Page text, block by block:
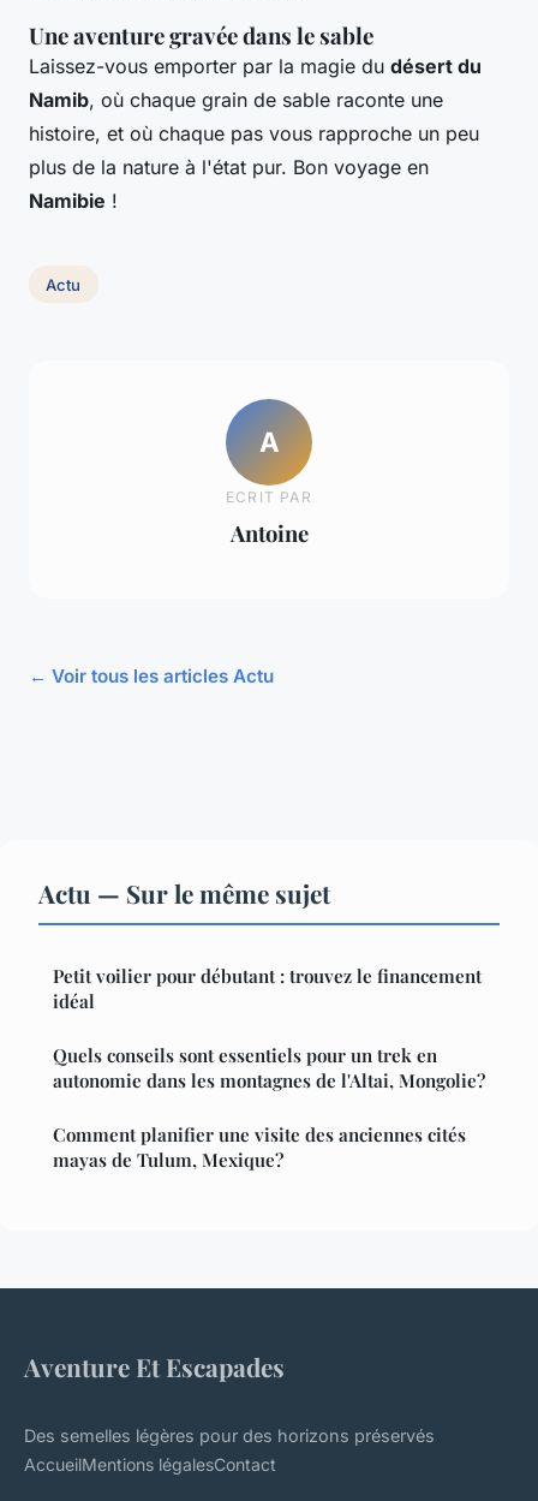
Une aventure gravée dans le sable
Laissez-vous emporter par la magie du désert du
Namib, où chaque grain de sable raconte une
histoire, et où chaque pas vous rapproche un peu
plus de la nature à l'état pur. Bon voyage en
Namibie !
Actu
A
ECRIT PAR
Antoine
← Voir tous les articles Actu
Actu — Sur le même sujet
Petit voilier pour débutant : trouvez le financement
idéal
Quels conseils sont essentiels pour un trek en
autonomie dans les montagnes de l'Altai, Mongolie?
Comment planifier une visite des anciennes cités
mayas de Tulum, Mexique?
Aventure Et Escapades
Des semelles légères pour des horizons préservés
AccueilMentions légalesContact